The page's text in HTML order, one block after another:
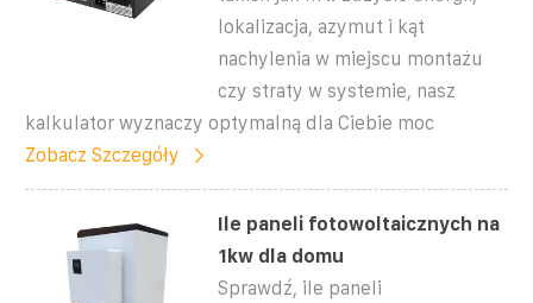
lokalizacja, azymut i kąt
nachylenia w miejscu montażu
czy straty w systemie, nasz
kalkulator wyznaczy optymalną dla Ciebie moc
Zobacz Szczegóły
Ile paneli fotowoltaicznych na
1kw dla domu
Sprawdź, ile paneli